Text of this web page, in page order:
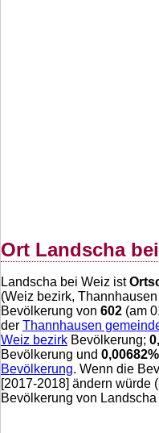
Ort Landscha
Landscha bei Weiz ist
(Weiz bezirk,
Bevölkerung von 602 (am
der Thannhausen
Weiz bezirk Bevölkerung;
Bevölkerung und 0,00682%
Bevölkerung. Wenn die
[2017-2018] ändern würde (
Bevölkerung von